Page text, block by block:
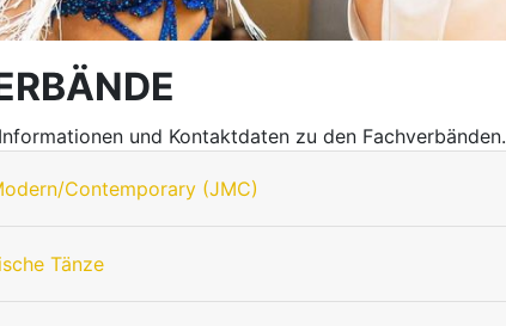
und Kontaktdaten zu den Fachverbänden.
Contemporary (JMC)
Tänze